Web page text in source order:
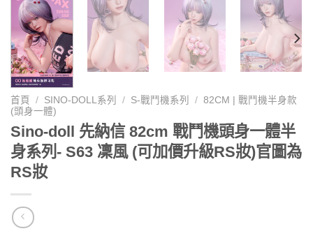
首頁 / SINO-DOLL系列 / S-戰鬥機系列 / 82CM | 戰鬥機半身款
(頭身一體)
Sino-doll 先納信 82cm 戰鬥機頭身一體半
身系列- S63 凜風 (可加價升級RS妝)官圖為
RS妝